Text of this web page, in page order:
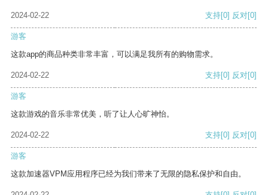
2024-02-22 支持[0] 反对[0]
游客
这款app的商品种类非常丰富，可以满足我所有的购物需求。
2024-02-22 支持[0] 反对[0]
游客
这款游戏的音乐非常优美，听了让人心旷神怡。
2024-02-22 支持[0] 反对[0]
游客
这款加速器VPM应用程序已经为我们带来了无限的隐私保护和自由。